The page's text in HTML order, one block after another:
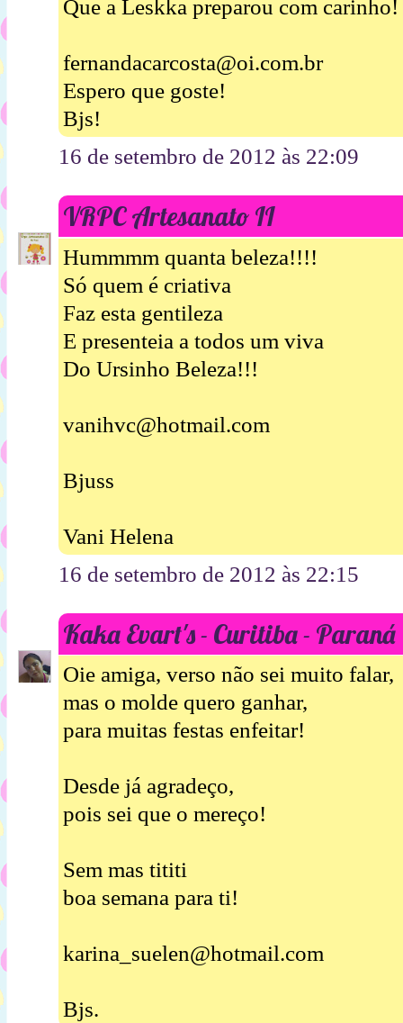
Que a Leskka preparou com carinho!
fernandacarcosta@oi.com.br
Espero que goste!
Bjs!
16 de setembro de 2012 às 22:09
VRPC Artesanato II
Hummmm quanta beleza!!!!
Só quem é criativa
Faz esta gentileza
E presenteia a todos um viva
Do Ursinho Beleza!!!
vanihvc@hotmail.com
Bjuss
Vani Helena
16 de setembro de 2012 às 22:15
Kaka Evart's - Curitiba - Paraná
Oie amiga, verso não sei muito falar,
mas o molde quero ganhar,
para muitas festas enfeitar!
Desde já agradeço,
pois sei que o mereço!
Sem mas tititi
boa semana para ti!
karina_suelen@hotmail.com
Bjs.